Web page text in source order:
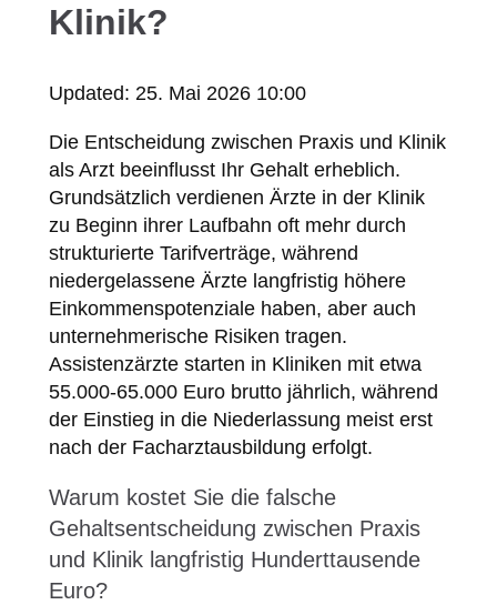
Klinik?
Updated: 25. Mai 2026 10:00
Die Entscheidung zwischen Praxis und Klinik
als Arzt beeinflusst Ihr Gehalt erheblich.
Grundsätzlich verdienen Ärzte in der Klinik
zu Beginn ihrer Laufbahn oft mehr durch
strukturierte Tarifverträge, während
niedergelassene Ärzte langfristig höhere
Einkommenspotenziale haben, aber auch
unternehmerische Risiken tragen.
Assistenzärzte starten in Kliniken mit etwa
55.000-65.000 Euro brutto jährlich, während
der Einstieg in die Niederlassung meist erst
nach der Facharztausbildung erfolgt.
Warum kostet Sie die falsche
Gehaltsentscheidung zwischen Praxis
und Klinik langfristig Hunderttausende
Euro?